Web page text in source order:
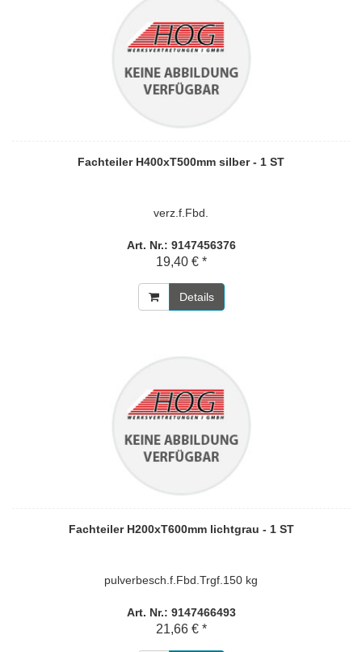
Fachteiler H400xT500mm silber - 1 ST
verz.f.Fbd.
Art. Nr.: 9147456376
19,40 € *
Details
Fachteiler H200xT600mm lichtgrau - 1 ST
pulverbesch.f.Fbd.Trgf.150 kg
Art. Nr.: 9147466493
21,66 € *